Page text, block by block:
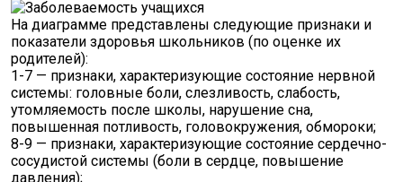
На диаграмме представлены следующие признаки и
показатели здоровья школьников (по оценке их
родителей):
1-7 — признаки, характеризующие состояние нервной
системы: головные боли, слезливость, слабость,
утомляемость после школы, нарушение сна,
повышенная потливость, головокружения, обмороки;
8-9 — признаки, характеризующие состояние сердечно-
сосудистой системы (боли в сердце, повышение
давления);